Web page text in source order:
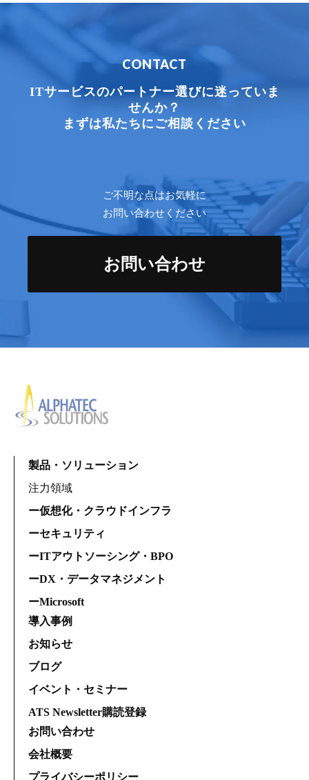
CONTACT
ITサービスのパートナー選びに迷っていま
せんか？
まずは私たちにご相談ください
ご不明な点はお気軽に
お問い合わせください
お問い合わせ
製品・ソリューション
注力領域
ー仮想化・クラウドインフラ
ーセキュリティ
ーITアウトソーシング・BPO
ーDX・データマネジメント
ーMicrosoft
導入事例
お知らせ
ブログ
イベント・セミナー
ATS Newsletter購読登録
お問い合わせ
会社概要
プライバシーポリシー